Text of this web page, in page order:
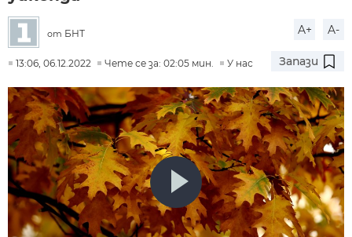
от БНТ A+ A-
13:06, 06.12.2022 Чете се за: 02:05 мин. У нас Запази